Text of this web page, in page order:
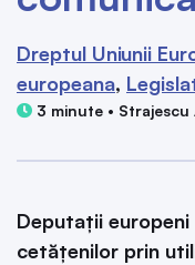
Dreptul Uniunii
europeana
3 minute •
Deputații
cetățenilor prin